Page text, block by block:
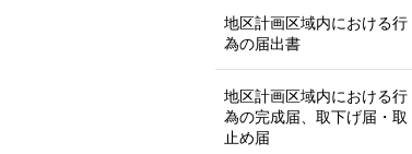
地区計画区域内における行
為の届出書
地区計画区域内における行
為の完成届、取下げ届・取
止め届